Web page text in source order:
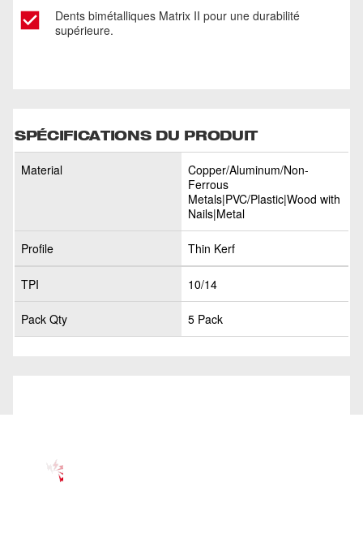
Dents bimétalliques Matrix II pour une durabilité
supérieure.
SPÉCIFICATIONS DU PRODUIT
Material
Copper/Aluminum/Non-
Ferrous
Metals|PVC/Plastic|Wood with
Nails|Metal
Profile Thin Kerf
TPI 10/14
Pack Qty 5 Pack